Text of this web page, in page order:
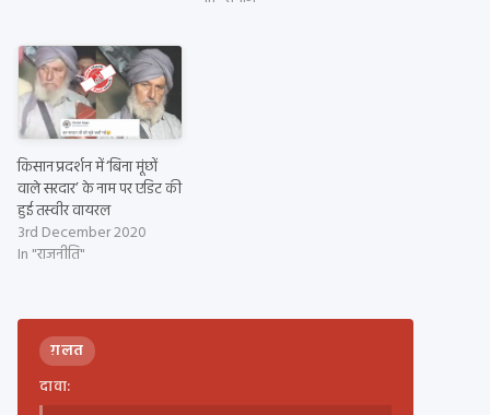
किसान प्रदर्शन में ‘बिना मूंछों
वाले सरदार’ के नाम पर एडिट की
हुई तस्वीर वायरल
3rd December 2020
In "राजनीति"
ग़लत
दावा: